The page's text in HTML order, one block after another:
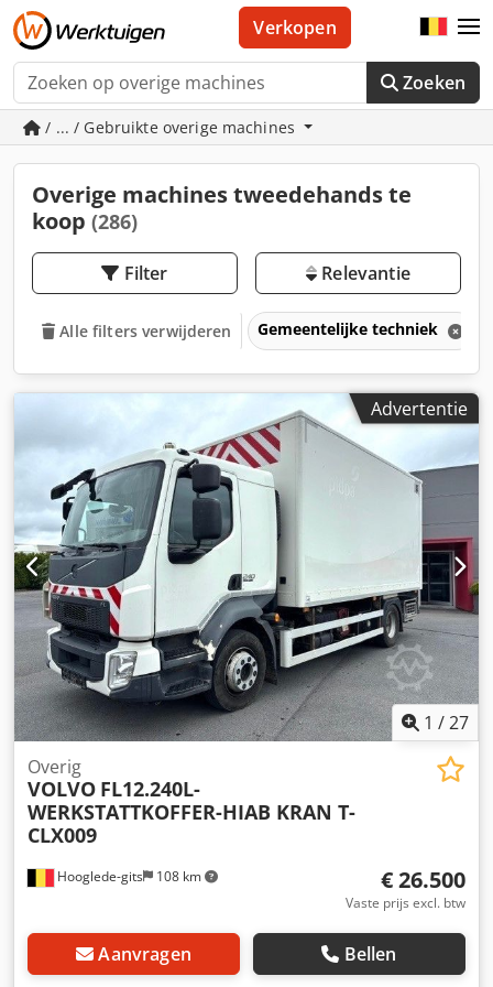
Zoeken
Verkopen
/ ... / Gebruikte overige machines
Overige machines tweedehands te
koop (286)
Filter Relevantie
Alle filters verwijderen Gemeentelijke techniek
Advertentie
1 /27
Hooglede-gits 108 km
Overig
VOLVO FL12.240L-
WERKSTATTKOFFER-HIAB KRAN T-
CLX009
€ 26.500
Vaste prijs excl. btw
Aanvragen Bellen